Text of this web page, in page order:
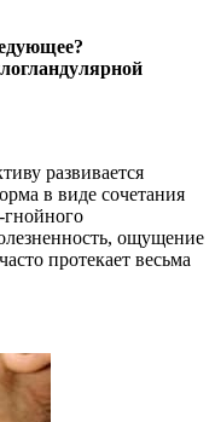
развивается
в виде сочетания
гнойного
ощущение
протекает весьма